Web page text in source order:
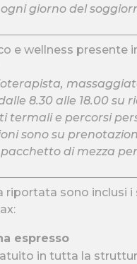
giorno del
e wellness presente
8.30 alle 18.00 su
termali e percorsi
sono su
di mezza
riportata sono inclusi i
espresso
in tutta la